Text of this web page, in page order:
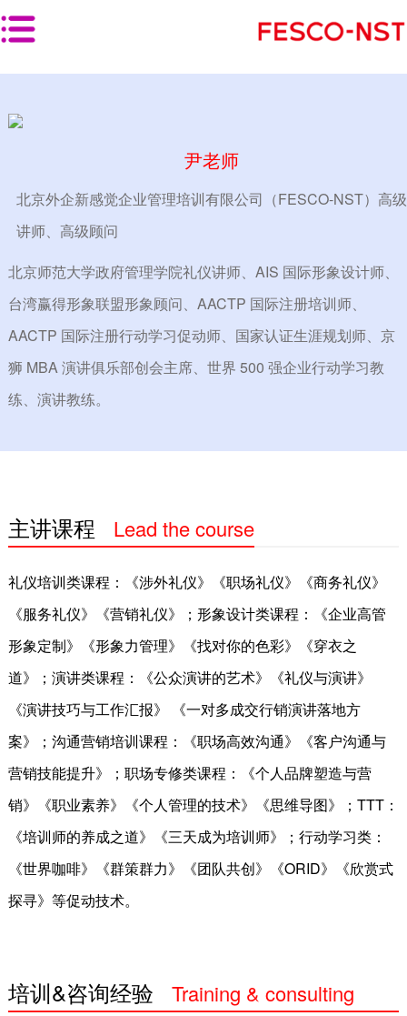
培训对象分类
岗位类型分类
解决方案分类
上平台
训体系（学习地图）建设
业敏捷转型
才测评与人才盘点
训师培养
秀经理人培养
队建设
建服务
功案例
首页>师资团队
尹老师
北京外企新感觉企业管理培训有限公司（FESCO-NST）高级
讲师、高级顾问
北京师范大学政府管理学院礼仪讲师、AIS 国际形象设计师、
台湾赢得形象联盟形象顾问、AACTP 国际注册培训师、
AACTP 国际注册行动学习促动师、国家认证生涯规划师、京
狮 MBA 演讲俱乐部创会主席、世界 500 强企业行动学习教
练、演讲教练。
主讲课程 Lead the course
礼仪培训类课程：《涉外礼仪》《职场礼仪》《商务礼仪》
《服务礼仪》《营销礼仪》；形象设计类课程：《企业高管
形象定制》《形象力管理》《找对你的色彩》《穿衣之
道》；演讲类课程：《公众演讲的艺术》《礼仪与演讲》
《演讲技巧与工作汇报》 《一对多成交行销演讲落地方
案》；沟通营销培训课程：《职场高效沟通》《客户沟通与
营销技能提升》；职场专修类课程：《个人品牌塑造与营
销》《职业素养》《个人管理的技术》《思维导图》；TTT：
《培训师的养成之道》《三天成为培训师》；行动学习类：
《世界咖啡》《群策群力》《团队共创》《ORID》《欣赏式
探寻》等促动技术。
培训&咨询经验
Training & consulting